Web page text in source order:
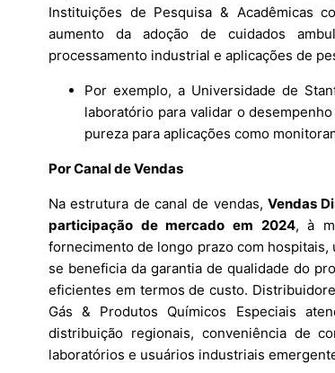
Instituições de Pesquisa & Acadêmicas
aumento da adoção de cuidados
processamento industrial e aplicações de
Por exemplo, a Universidade de
laboratório para validar o
pureza para aplicações como
Por Canal de Vendas
Na estrutura de canal de vendas, Vendas
participação de mercado em 2024, à
fornecimento de longo prazo com
se beneficia da garantia de qualidade do
eficientes em termos de custo.
Gás & Produtos Químicos Especiais
distribuição regionais, conveniência de
laboratórios e usuários industriais